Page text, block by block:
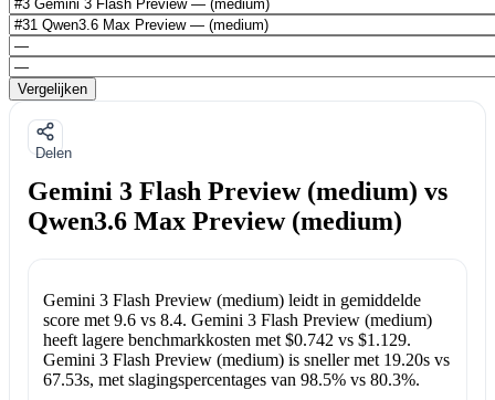
Vergelijken
Delen
Gemini 3 Flash Preview (medium) vs
Qwen3.6 Max Preview (medium)
Gemini 3 Flash Preview (medium)leidt in gemiddelde
score met 9.6vs 8.4. Gemini 3 Flash Preview (medium)
heeft lagere benchmarkkosten met $0.742 vs $1.129.
Gemini 3 Flash Preview (medium)is sneller met 19.20svs
67.53s, met slagingspercentages van 98.5%vs 80.3%.